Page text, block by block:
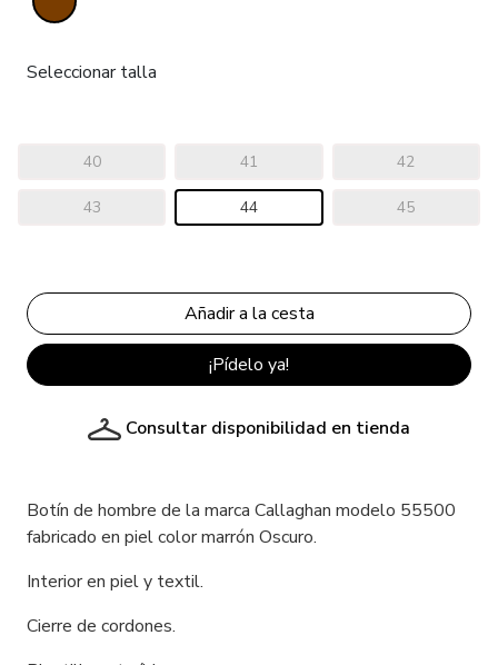
Seleccionar talla
40 41 42
43 44 45
¡Pídelo ya!
Consultar disponibilidad en tienda
Botín de hombre de la marca Callaghan modelo 55500
fabricado en piel color marrón Oscuro.
Interior en piel y textil.
Cierre de cordones.